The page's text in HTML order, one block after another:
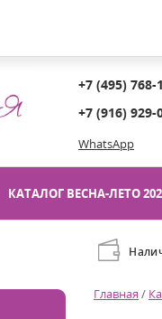
+7 (495) 768-
+7 (916) 929-
WhatsApp
КАТАЛОГ ВЕСНА-ЛЕТО
Главная /